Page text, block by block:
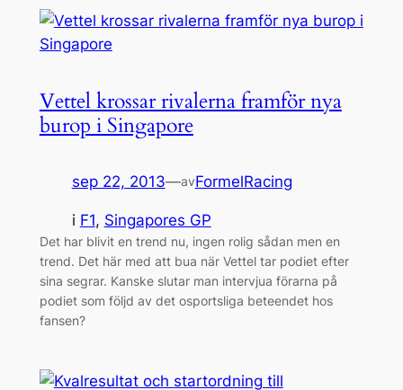
Vettel krossar rivalerna framför nya
burop i Singapore
sep 22, 2013—avFormelRacing
i F1, Singapores GP
Det har blivit en trend nu, ingen rolig sådan men en
trend. Det här med att bua när Vettel tar podiet efter
sina segrar. Kanske slutar man intervjua förarna på
podiet som följd av det osportsliga beteendet hos
fansen?